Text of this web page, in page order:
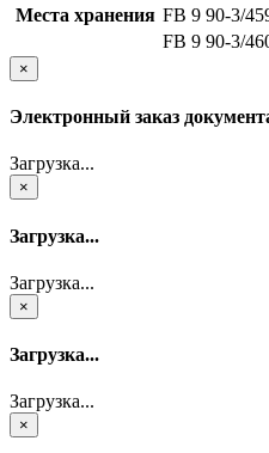
Места хранения FB 9 90-3/
FB 9 90-3/
×
Электронный заказ
Загрузка...
×
Загрузка...
Загрузка...
×
Загрузка...
Загрузка...
×